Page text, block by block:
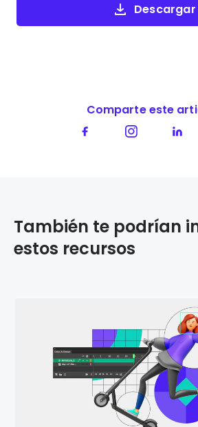
Descargar
Comparte este
También te podrían
estos recursos